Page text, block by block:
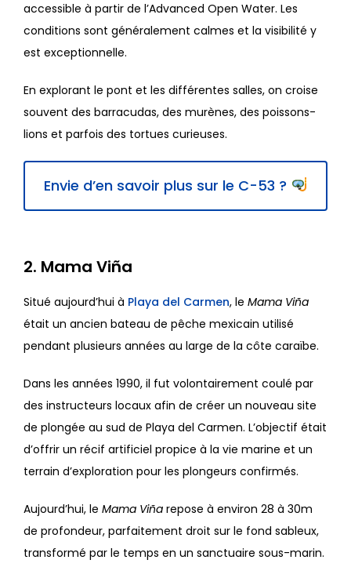
accessible à partir de l’Advanced Open Water. Les
conditions sont généralement calmes et la visibilité y
est exceptionnelle.
En explorant le pont et les différentes salles, on croise
souvent des barracudas, des murènes, des poissons-
lions et parfois des tortues curieuses.
Envie d’en savoir plus sur le C-53 ?
2. Mama Viña
Situé aujourd’hui à Playa del Carmen, le Mama Viña
était un ancien bateau de pêche mexicain utilisé
pendant plusieurs années au large de la côte caraïbe.
Dans les années 1990, il fut volontairement coulé par
des instructeurs locaux afin de créer un nouveau site
de plongée au sud de Playa del Carmen. L’objectif était
d’offrir un récif artificiel propice à la vie marine et un
terrain d’exploration pour les plongeurs confirmés.
Aujourd’hui, le Mama Viña repose à environ 28 à 30m
de profondeur, parfaitement droit sur le fond sableux,
transformé par le temps en un sanctuaire sous-marin.